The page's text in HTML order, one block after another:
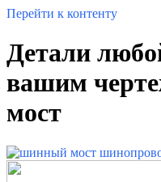
Перейти к контенту
Детали
вашим
мост